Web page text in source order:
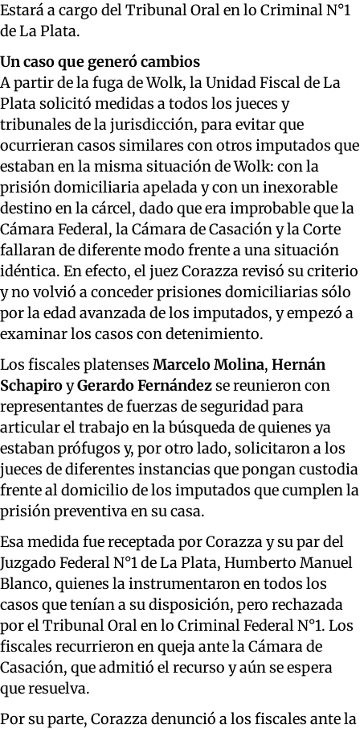
Estará a cargo del Tribunal Oral en lo Criminal N°1
de La Plata.
Un caso que generó cambios
A partir de la fuga de Wolk, la Unidad Fiscal de La
Plata solicitó medidas a todos los jueces y
tribunales de la jurisdicción, para evitar que
ocurrieran casos similares con otros imputados que
estaban en la misma situación de Wolk: con la
prisión domiciliaria apelada y con un inexorable
destino en la cárcel, dado que era improbable que la
Cámara Federal, la Cámara de Casación y la Corte
fallaran de diferente modo frente a una situación
idéntica. En efecto, el juez Corazza revisó su criterio
y no volvió a conceder prisiones domiciliarias sólo
por la edad avanzada de los imputados, y empezó a
examinar los casos con detenimiento.
Los fiscales platenses Marcelo Molina, Hernán
SchapiroyGerardo Fernándezse reunieron con
representantes de fuerzas de seguridad para
articular el trabajo en la búsqueda de quienes ya
estaban prófugos y, por otro lado, solicitaron a los
jueces de diferentes instancias que pongan custodia
frente al domicilio de los imputados que cumplen la
prisión preventiva en su casa.
Esa medida fue receptada por Corazza y su par del
Juzgado Federal N°1 de La Plata, Humberto Manuel
Blanco, quienes la instrumentaron en todos los
casos que tenían a su disposición, pero rechazada
por el Tribunal Oral en lo Criminal Federal N°1. Los
fiscales recurrieron en queja ante la Cámara de
Casación, que admitió el recurso y aún se espera
que resuelva.
Por su parte, Corazza denunció a los fiscales ante la